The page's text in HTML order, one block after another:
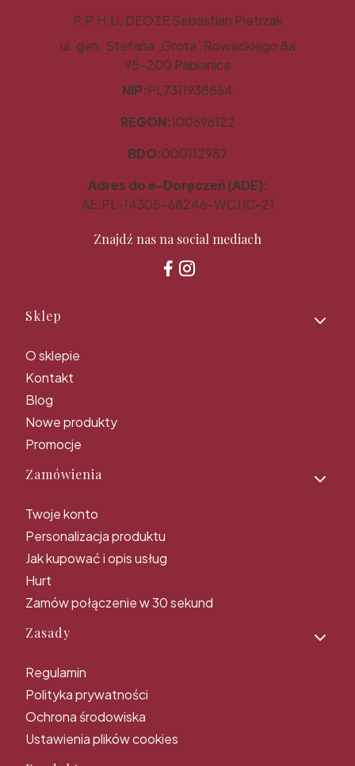
P.P.H.U. DEOZE Sebastian Pietrzak
ul. gen. Stefana „Grota” Roweckiego 8a
95-200 Pabianice
NIP:PL7311938864
REGON:100696122
BDO:000112987
Adres do e-Doręczeń (ADE):
AE:PL-14305-68246-WCJJC-21
Znajdź nas na social mediach
Linki w stopce
Sklep
O sklepie
Kontakt
Blog
Nowe produkty
Promocje
Zamówienia
Twoje konto
Personalizacja produktu
Jak kupować i opis usług
Hurt
Zamów połączenie w 30 sekund
Zasady
Regulamin
Polityka prywatności
Ochrona środowiska
Ustawienia plików cookies